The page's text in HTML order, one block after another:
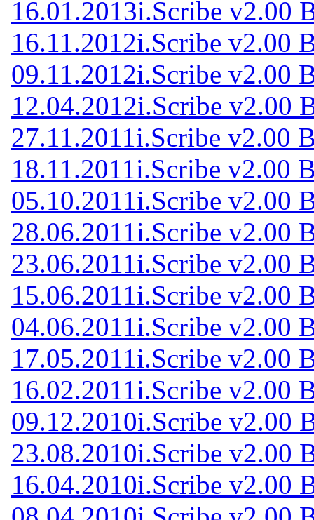
16.01.2013i.Scribe v2.00
16.11.2012i.Scribe v2.00
09.11.2012i.Scribe v2.00
12.04.2012i.Scribe v2.00
27.11.2011 i.Scribe v2.00
18.11.2011 i.Scribe v2.00
05.10.2011 i.Scribe v2.00
28.06.2011 i.Scribe v2.00
23.06.2011 i.Scribe v2.00
15.06.2011 i.Scribe v2.00
04.06.2011 i.Scribe v2.00
17.05.2011 i.Scribe v2.00
16.02.2011 i.Scribe v2.00
09.12.2010i.Scribe v2.00
23.08.2010i.Scribe v2.00
16.04.2010i.Scribe v2.00